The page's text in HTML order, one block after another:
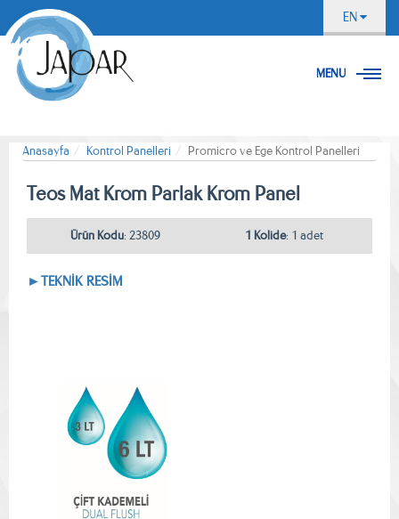
EN
MENU
Anasayfa Kontrol Panelleri Promicro ve Ege Kontrol Panelleri
Teos Mat Krom Parlak Krom Panel
Ürün Kodu: 23809 1 Kolide: 1 adet
►TEKNİK RESİM